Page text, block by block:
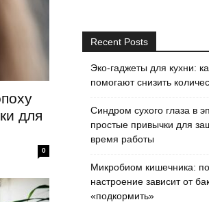
для
0
Recent Posts
Эко-гаджеты для кухни:
помогают снизить
Синдром сухого глаза в
простые привычки для
время работы
Микробиом кишечника:
настроение зависит от
«подкормить»